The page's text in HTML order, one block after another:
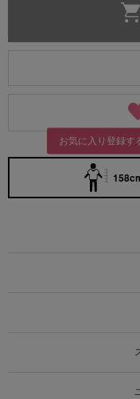
お気に入り登録す